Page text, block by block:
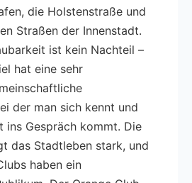
die Holstenstraße und
Straßen der Innenstadt.
ist kein Nachteil –
hat eine sehr
der man sich kennt und
ins Gespräch kommt. Die
das Stadtleben stark, und
haben ein